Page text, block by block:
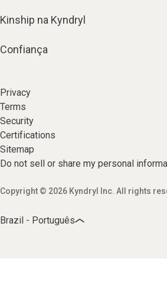
Kinship na Kyndryl
Confiança
Privacy
Terms
Security
Certifications
Sitemap
Do not sell or share my personal
Copyright © 2026 Kyndryl Inc. All rights
Brazil - Português